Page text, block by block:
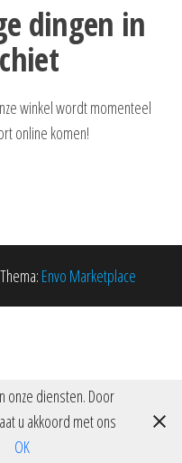
dingen in
winkel wordt momenteel
online komen!
Thema: Envo Marketplace
onze diensten. Door
u akkoord met ons
OK